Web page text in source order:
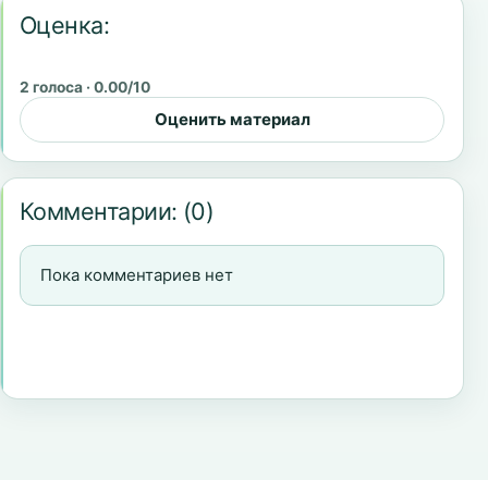
Оценка:
2 голоса · 0.00/10
Оценить материал
Комментарии: (0)
Пока комментариев нет